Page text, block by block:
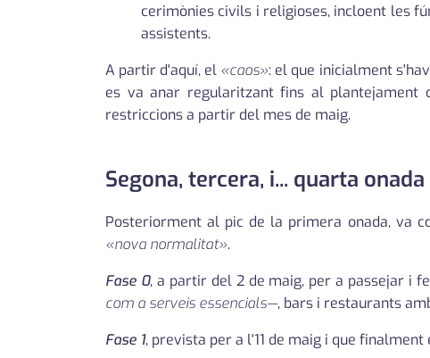
cerimònies civils i religioses, incloent les
assistents.
A partir d'aquí, el «caos»: el que inicialment
es va anar regularitzant fins al plantejament
restriccions a partir del mes de maig.
Segona, tercera, i... quarta onada
Posteriorment al pic de la primera onada, va
«nova normalitat».
Fase 0, a partir del 2 de maig, per a passejar i
com a serveis essencials—, bars i restaurants
Fase 1, prevista per a l'11 de maig i que